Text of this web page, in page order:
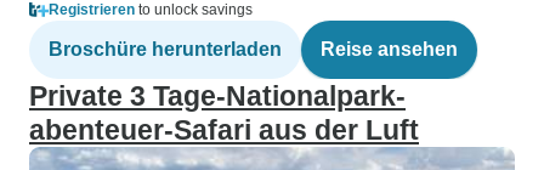
Registrieren to unlock savings
Broschüre herunterladen Reise ansehen
Private 3 Tage-Nationalpark-
abenteuer-Safari aus der Luft